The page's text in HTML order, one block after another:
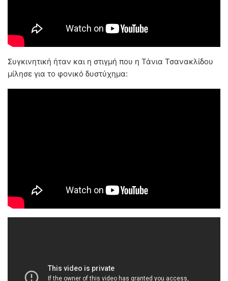
Συγκινητική ήταν και η στιγμή που η Τάνια Τσανακλίδου
μίλησε για το φονικό δυστύχημα: